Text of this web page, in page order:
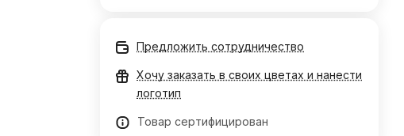
Предложить сотрудничество
Хочу заказать в своих цветах и нанести
логотип
Товар сертифицирован